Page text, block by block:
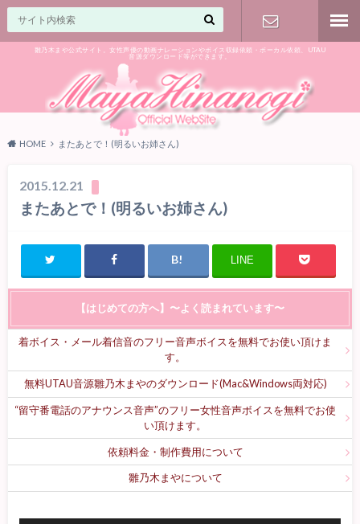
雛乃木まや公式サイト。女性声優の動画ナレーションやボイス収録依頼・ボーカル依頼、UTAU
音源ダウンロード等ができます。
気軽に♪
HOME またあとで！(明るいお姉さん)
2015.12.21
またあとで！(明るいお姉さん)
LINE
【はじめての方へ】〜よく読まれています〜
着ボイス・メール着信音のフリー音声ボイスを無料でお使い頂けま
す。
無料UTAU音源雛乃木まやのダウンロード(Mac&Windows両対応)
“留守番電話のアナウンス音声”のフリー女性音声ボイスを無料でお使
い頂けます。
依頼料金・制作費用について
雛乃木まやについて